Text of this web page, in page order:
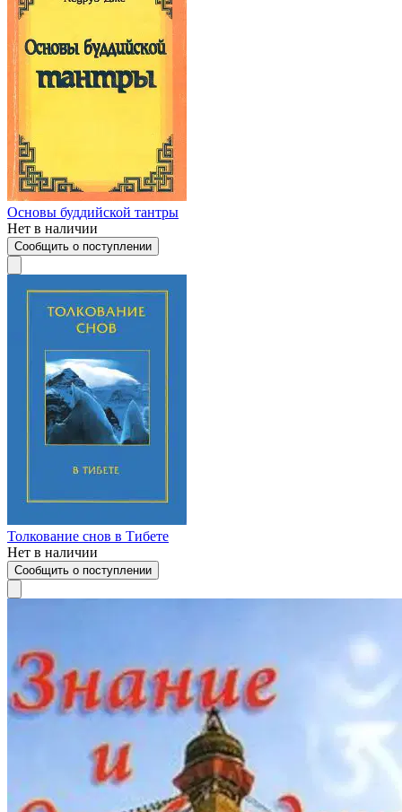
Основы буддийской тантры
Нет в наличии
Сообщить о поступлении
Толкование снов в Тибете
Нет в наличии
Сообщить о поступлении